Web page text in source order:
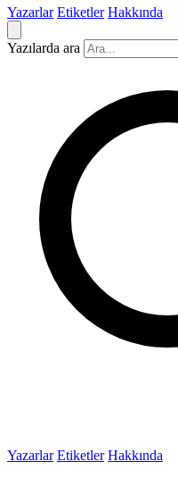
Yazarlar Etiketler Hakkında
Yazılarda ara
Yazarlar Etiketler Hakkında